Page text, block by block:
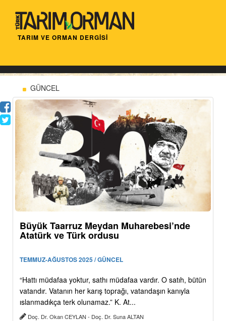
TARIM VE ORMAN DERGİSİ
GÜNCEL
Büyük Taarruz Meydan Muharebesi’nde
Atatürk ve Türk ordusu
TEMMUZ-AĞUSTOS 2025 / GÜNCEL
“Hattı müdafaa yoktur, sathı müdafaa vardır. O satıh, bütün
vatandır. Vatanın her karış toprağı, vatandaşın kanıyla
ıslanmadıkça terk olunamaz.” K. At...
Doç. Dr. Okan CEYLAN - Doç. Dr. Suna ALTAN